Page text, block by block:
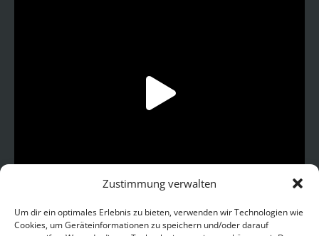
Zustimmung verwalten
Um dir ein optimales Erlebnis zu bieten, verwenden wir Technologien wie
Cookies, um Geräteinformationen zu speichern und/oder darauf